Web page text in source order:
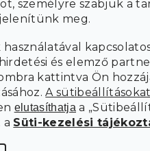
személyre szabjuk a
meg.
és elemző
kattintva Ön
A sütibeállításokat
elutasíthatja a
a Süti-kezelési
tökéletes
biztosítja az
megőrzi könnyed és légies
otthonának egy darabot,
egyaránt örömet